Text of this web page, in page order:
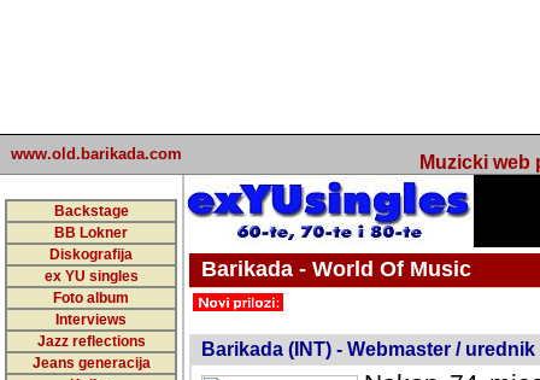
www.old.barikada.com Muzicki web
Backstage
BB Lokner
Diskografija
ex YU singles
Foto album
Interviews
Jazz reflections
Jeans generacija
Barikada - World Of Music
Barikada (INT) - Webmaster / urednik